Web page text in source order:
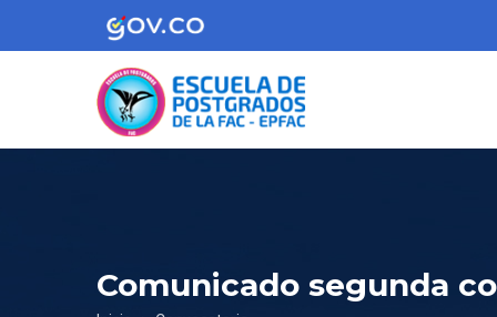
Comunicado segunda